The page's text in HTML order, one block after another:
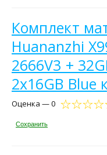
Комплект
Huananzhi
2666V3 +
2x16GB Blue
Оценка — 0
Сохранить